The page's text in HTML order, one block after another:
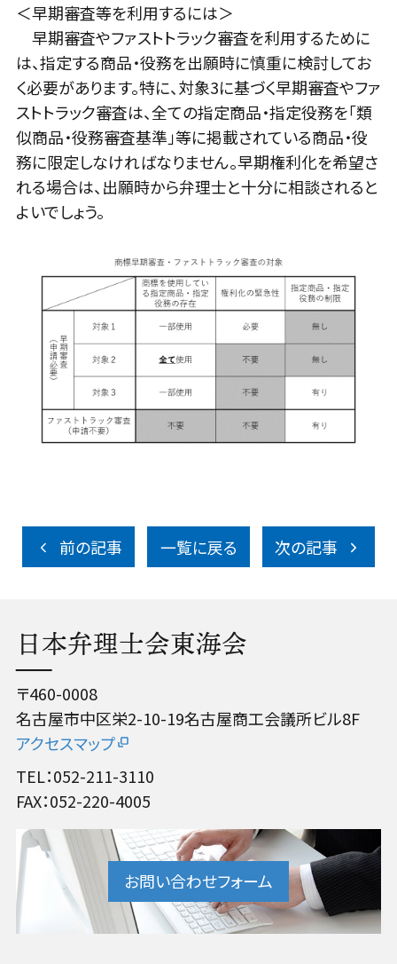
＜早期審査等を利用するには＞
早期審査やファストトラック審査を利用するために
は、指定する商品・役務を出願時に慎重に検討してお
く必要があります。特に、対象3に基づく早期審査やファ
ストトラック審査は、全ての指定商品・指定役務を「類
似商品・役務審査基準」等に掲載されている商品・役
務に限定しなければなりません。早期権利化を希望さ
れる場合は、出願時から弁理士と十分に相談されると
よいでしょう。
前の記事 一覧に戻る 次の記事
日本弁理士会東海会
〒460-0008
名古屋市中区栄2-10-19名古屋商工会議所ビル8F
アクセスマップ
TEL：052-211-3110
FAX：052-220-4005
お問い合わせフォーム